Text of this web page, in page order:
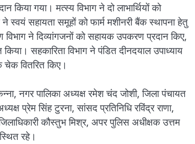
किया गया। मत्स्य विभाग ने दो लाभार्थियों को
स्वयं सहायता समूहों को फार्म मशीनरी बैंक स्थापना हेतु
ने दिव्यांगजनों को सहायक उपकरण प्रदान किए,
सहकारिता विभाग ने पंडित दीनदयाल उपाध्याय
वितरित किए।
नगर पालिका अध्यक्ष रमेश चंद जोशी, जिला पंचायत
प्रेम सिंह टुरना, सांसद प्रतिनिधि रविंद्र राणा,
कौस्तुभ मिश्र, अपर पुलिस अधीक्षक उत्तम
रहे।